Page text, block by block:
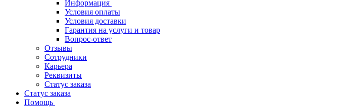
Информация
Условия оплаты
Условия доставки
Гарантия на услуги и товар
Вопрос-ответ
Отзывы
Сотрудники
Карьера
Реквизиты
Статус заказа
Статус заказа
Помощь